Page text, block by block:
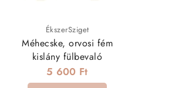
ÉkszerSziget
Méhecske, orvosi fém
kislány fülbevaló
5 600 Ft